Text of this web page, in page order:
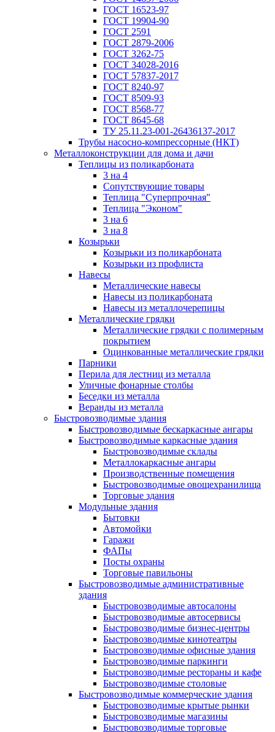
ГОСТ 16523-97
ГОСТ 19904-90
ГОСТ 2591
ГОСТ 2879-2006
ГОСТ 3262-75
ГОСТ 34028-2016
ГОСТ 57837-2017
ГОСТ 8240-97
ГОСТ 8509-93
ГОСТ 8568-77
ГОСТ 8645-68
ТУ 25.11.23-001-26436137-2017
Трубы насосно-компрессорные (НКТ)
Металлоконструкции для дома и дачи
Теплицы из поликарбоната
3 на 4
Сопутствующие товары
Теплица "Суперпрочная"
Теплица "Эконом"
3 на 6
3 на 8
Козырьки
Козырьки из поликарбоната
Козырьки из профлиста
Навесы
Металлические навесы
Навесы из поликарбоната
Навесы из металлочерепицы
Металлические грядки
Металлические грядки с полимерным
покрытием
Оцинкованные металлические грядки
Парники
Перила для лестниц из металла
Уличные фонарные столбы
Беседки из металла
Веранды из металла
Быстровозводимые здания
Быстровозводимые бескаркасные ангары
Быстровозводимые каркасные здания
Быстровозводимые склады
Металлокаркасные ангары
Производственные помещения
Быстровозводимые овощехранилища
Торговые здания
Модульные здания
Бытовки
Автомойки
Гаражи
ФАПы
Посты охраны
Торговые павильоны
Быстровозводимые административные
здания
Быстровозводимые автосалоны
Быстровозводимые автосервисы
Быстровозводимые бизнес-центры
Быстровозводимые кинотеатры
Быстровозводимые офисные здания
Быстровозводимые паркинги
Быстровозводимые рестораны и кафе
Быстровозводимые столовые
Быстровозводимые коммерческие здания
Быстровозводимые крытые рынки
Быстровозводимые магазины
Быстровозводимые торговые